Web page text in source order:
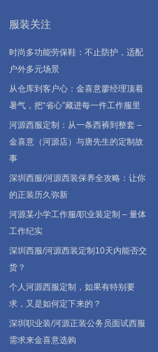
服装关注
时尚多功能劳保鞋：不止防护，适配
户外多元场景
从仓库到客户心：金喜意廖经理顶着
暑气，把“省心”藏进每一件工作服里
河源西服定制：从一条西裤到整套 –
金喜意（河源店）与唐先生的定制故
事
深圳西服/河源西装保养全攻略：让你
的正装历久弥新
河源某小学工作服/职业装定制 – 量体
工作纪实
深圳西服/河源西装定制10天内能否交
货？
个人河源西服定制，如果有特别要
求，又是如何定下来的？
深圳职业装/河源正装公务员面试西服
需求来金喜意选购